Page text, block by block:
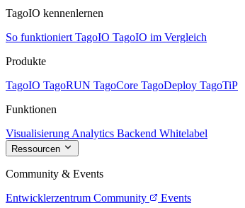
TagoIO kennenlernen
So funktioniert TagoIO TagoIO im Vergleich
Produkte
TagoIO TagoRUN TagoCore TagoDeploy TagoTiP
Funktionen
Visualisierung Analytics Backend Whitelabel
Ressourcen
Community & Events
Entwicklerzentrum Community
Events